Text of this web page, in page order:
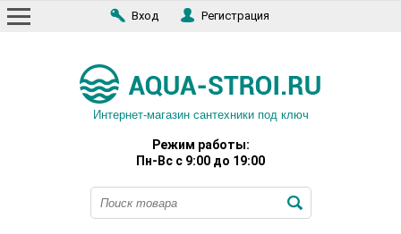
Вход Регистрация
Интернет-магазин сантехники под ключ
Режим работы:
Пн-Вс с 9:00 до 19:00